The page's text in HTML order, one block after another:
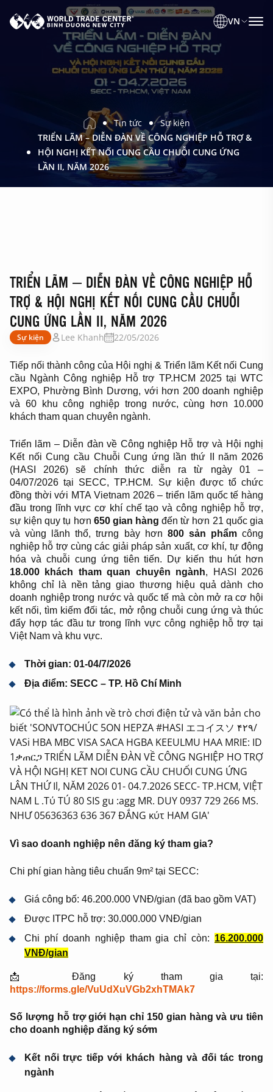
VN
Tin tức
Sự kiện
TRIỂN LÃM – DIỄN ĐÀN VỀ CÔNG NGHIỆP HỖ TRỢ &
HỘI NGHỊ KẾT NỐI CUNG CẦU CHUỖI CUNG ỨNG
LẦN II, NĂM 2026
TRIỂN LÃM – DIỄN ĐÀN VỀ CÔNG NGHIỆP HỖ
TRỢ & HỘI NGHỊ KẾT NỐI CUNG CẦU CHUỖI
CUNG ỨNG LẦN II, NĂM 2026
Sự kiện Lee Khanh 22/05/2026
Tiếp nối thành công của Hội nghị & Triển lãm Kết nối Cung
cầu Ngành Công nghiệp Hỗ trợ TP.HCM 2025 tại WTC
EXPO, Phường Bình Dương, với hơn 200 doanh nghiệp
và 60 khu công nghiệp trong nước, cùng hơn 10.000
khách tham quan chuyên ngành.
Triển lãm – Diễn đàn về Công nghiệp Hỗ trợ và Hội nghị
Kết nối Cung cầu Chuỗi Cung ứng lần thứ II năm 2026
(HASI 2026) sẽ chính thức diễn ra từ ngày 01 –
04/07/2026 tại SECC, TP.HCM. Sự kiện được tổ chức
đồng thời với MTA Vietnam 2026 – triển lãm quốc tế hàng
đầu trong lĩnh vực cơ khí chế tạo và công nghiệp hỗ trợ,
sự kiện quy tụ hơn 650 gian hàng đến từ hơn 21 quốc gia
và vùng lãnh thổ, trưng bày hơn 800 sản phẩmcông
nghiệp hỗ trợ cùng các giải pháp sản xuất, cơ khí, tự động
hóa và chuỗi cung ứng tiên tiến. Dự kiến thu hút hơn
18.000 khách tham quan chuyên ngành, HASI 2026
không chỉ là nền tảng giao thương hiệu quả dành cho
doanh nghiệp trong nước và quốc tế mà còn mở ra cơ hội
kết nối, tìm kiếm đối tác, mở rộng chuỗi cung ứng và thúc
đẩy hợp tác đầu tư trong lĩnh vực công nghiệp hỗ trợ tại
Việt Nam và khu vực.
Thời gian: 01-04/7/2026
Địa điểm: SECC – TP. Hồ Chí Minh
Vì sao doanh nghiệp nên đăng ký tham gia?
Chi phí gian hàng tiêu chuẩn 9m² tại SECC:
Giá công bố: 46.200.000 VNĐ/gian (đã bao gồm VAT)
Được ITPC hỗ trợ: 30.000.000 VNĐ/gian
Chi phí doanh nghiệp tham gia chỉ còn: 16.200.000
VNĐ/gian
📩 Đăng ký tham gia tại:
https://forms.gle/VuUdXuVGb2xhTMAk7
Số lượng hỗ trợ giới hạn chỉ 150 gian hàng và ưu tiên
cho doanh nghiệp đăng ký sớm
Kết nối trực tiếp với khách hàng và đối tác trong
ngành